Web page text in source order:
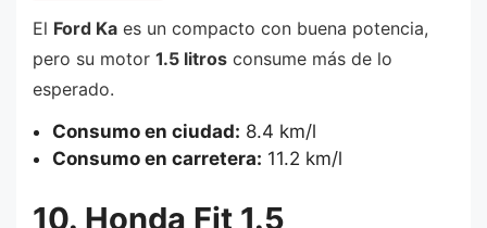
El Ford Ka es un compacto con buena potencia,
pero su motor 1.5 litros consume más de lo
esperado.
Consumo en ciudad: 8.4 km/l
Consumo en carretera: 11.2 km/l
10. Honda Fit 1.5